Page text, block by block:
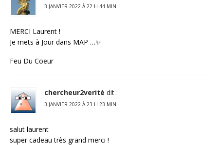
3 JANVIER 2022 À 22 H 44 MIN
MERCI Laurent !
Je mets à Jour dans MAP …✨
Feu Du Coeur
chercheur2veritè dit :
3 JANVIER 2022 À 23 H 23 MIN
salut laurent
super cadeau très grand merci !